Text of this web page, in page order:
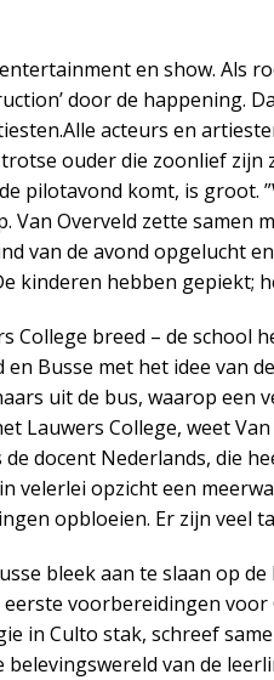
en show. Als
door de happening.
acteurs en
ouder die zoonlief
pilotavond komt, is groot.
Van Overveld zette samen
van de avond opgelucht
kinderen hebben gepiekt;
College breed – de school
Busse met het idee van
uit de bus, waarop een
Lauwers College, weet
docent Nederlands, die
velerlei opzicht een
opbloeien. Er zijn veel
bleek aan te slaan op
voorbereidingen
in Culto stak, schreef
van de